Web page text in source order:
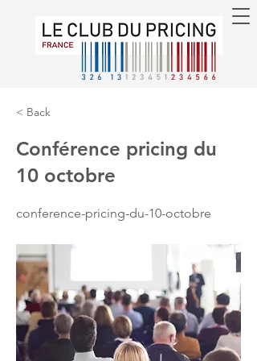
< Back
Conférence pricing du
10 octobre
conference-pricing-du-10-octobre